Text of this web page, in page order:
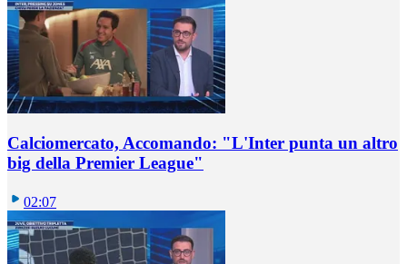
Calciomercato, Accomando: "L'Inter punta un altro
big della Premier League"
02:07